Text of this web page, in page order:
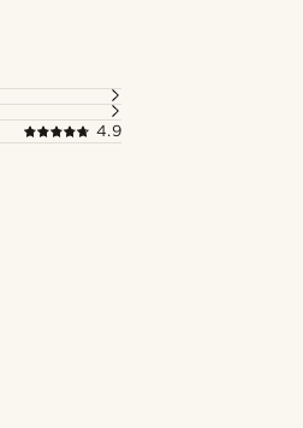
4.9